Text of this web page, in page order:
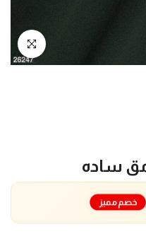
انقر للتكبير
ساده
خصم مميز